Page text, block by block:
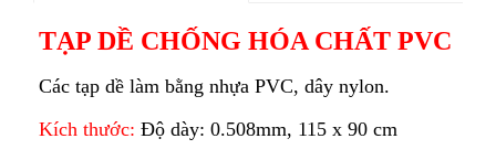
TẠP DỀ CHỐNG HÓA CHẤT PVC
Các tạp dề làm bằng nhựa PVC, dây nylon.
Kích thước: Độ dày: 0.508mm, 115 x 90 cm